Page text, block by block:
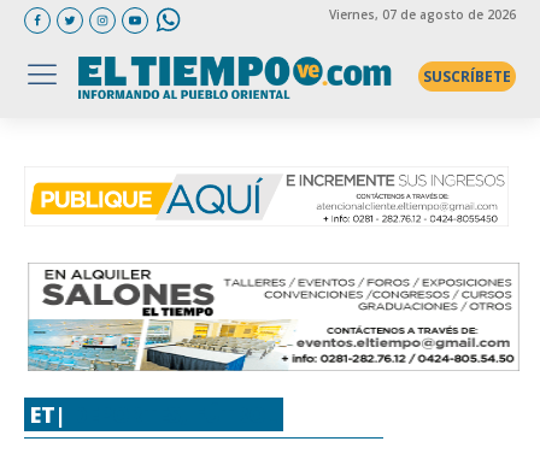
Viernes, 07 de agosto de 2026
SUSCRÍBETE
ET|